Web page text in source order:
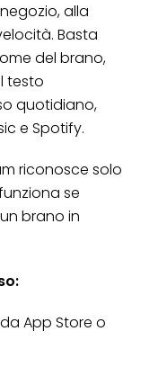
alla
Basta
del brano,
testo
quotidiano,
e Spotify.
riconosce solo
se
brano in
App Store o